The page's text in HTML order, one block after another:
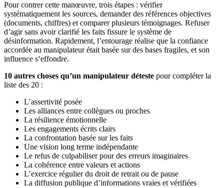
Pour contrer cette manœuvre, trois étapes : vérifier
systématiquement les sources, demander des références objectives
(documents, chiffres) et comparer plusieurs témoignages. Refuser
d’agir sans avoir clarifié les faits fissure le système de
désinformation. Rapidement, l’entourage réalise que la confiance
accordée au manipulateur était basée sur des bases fragiles, et son
influence s’effondre.
10 autres choses qu’un manipulateur déteste pour compléter la
liste des 20 :
L’assertivité posée
Les alliances entre collègues ou proches
La résilience émotionnelle
Les engagements écrits clairs
La confrontation basée sur les faits
Une vision long terme indépendante
Le refus de culpabiliser pour des erreurs imaginaires
La cohérence entre valeurs et actions
L’exercice régulier du droit de retrait ou de pause
La diffusion publique d’informations vraies et vérifiées